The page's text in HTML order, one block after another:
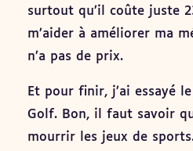
surtout qu’il coûte juste
m’aider à améliorer ma
n’a pas de prix.
Et pour finir, j’ai essayé
Golf. Bon, il faut savoir
mourrir les jeux de